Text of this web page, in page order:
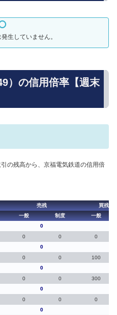
生していません。
）の信用倍率【週末
の残高から、京福電気鉄道の信用倍
売残
買残（
一般 制度 一般
0
0 0 0
0
0 0 100
0
0 0 300
0
0 0 0
0